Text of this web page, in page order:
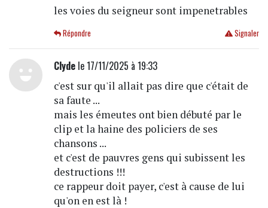
les voies du seigneur sont impenetrables
Signaler
Répondre
Clydele 17/11/2025 à 19:33
c'est sur qu'il allait pas dire que c'était de
sa faute ...
mais les émeutes ont bien débuté par le
clip et la haine des policiers de ses
chansons ...
et c'est de pauvres gens qui subissent les
destructions !!!
ce rappeur doit payer, c'est à cause de lui
qu'on en est là !